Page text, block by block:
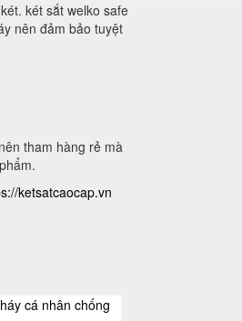
két sắt welko safe
nên đảm bảo tuyệt
tham hàng rẻ mà
ketsatcaocap.vn